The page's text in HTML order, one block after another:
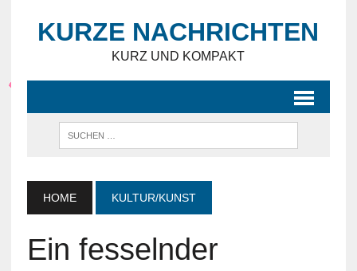
KURZE NACHRICHTEN
KURZ UND KOMPAKT
HOME KULTUR/KUNST
Ein fesselnder